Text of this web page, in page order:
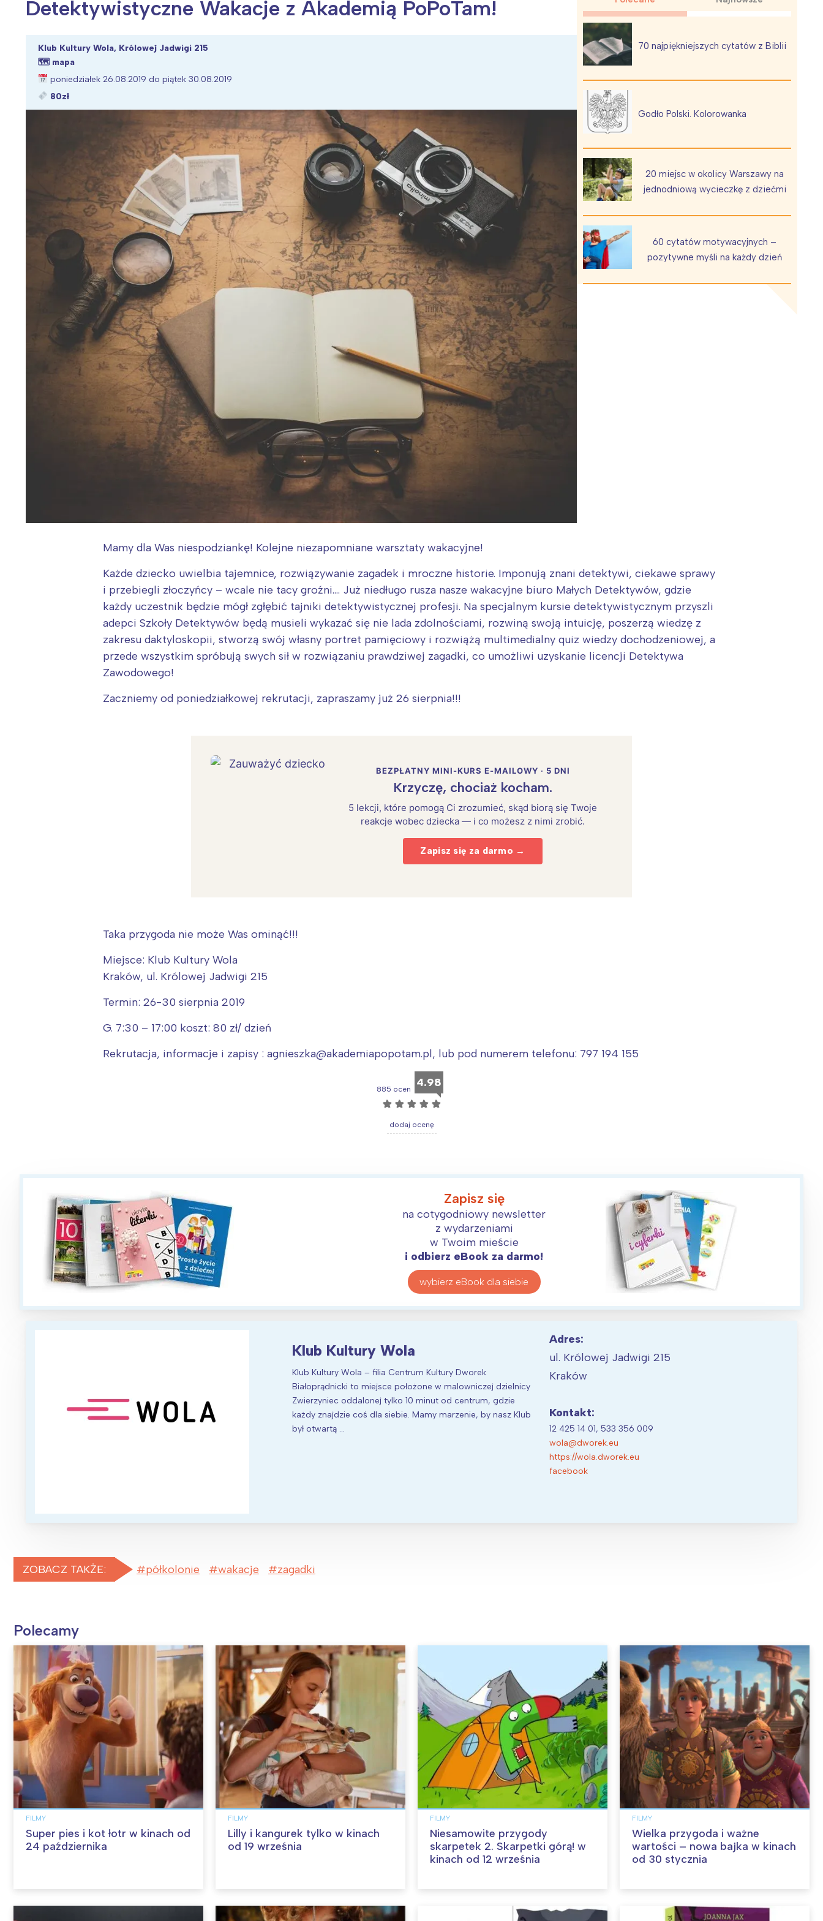
Detektywistyczne Wakacje z Akademią PoPoTam!
Klub Kultury Wola, Królowej Jadwigi 215
🗺 mapa
poniedziałek 26.08.2019 do piątek 30.08.2019
80zł
70 najpiękniejszych cytatów z Biblii
Godło Polski. Kolorowanka
20 miejsc w okolicy Warszawy na
jednodniową wycieczkę z dziećmi
60 cytatów motywacyjnych –
pozytywne myśli na każdy dzień
Mamy dla Was niespodziankę! Kolejne niezapomniane warsztaty wakacyjne!
Każde dziecko uwielbia tajemnice, rozwiązywanie zagadek i mroczne historie. Imponują znani detektywi, ciekawe sprawy
i przebiegli złoczyńcy – wcale nie tacy groźni…. Już niedługo rusza nasze wakacyjne biuro Małych Detektywów, gdzie
każdy uczestnik będzie mógł zgłębić tajniki detektywistycznej profesji. Na specjalnym kursie detektywistycznym przyszli
adepci Szkoły Detektywów będą musieli wykazać się nie lada zdolnościami, rozwiną swoją intuicję, poszerzą wiedzę z
zakresu daktyloskopii, stworzą swój własny portret pamięciowy i rozwiążą multimedialny quiz wiedzy dochodzeniowej, a
przede wszystkim spróbują swych sił w rozwiązaniu prawdziwej zagadki, co umożliwi uzyskanie licencji Detektywa
Zawodowego!
Zaczniemy od poniedziałkowej rekrutacji, zapraszamy już 26 sierpnia!!!
BEZPŁATNY MINI-KURS E-MAILOWY · 5 DNI
Krzyczę, chociaż kocham.
5 lekcji, które pomogą Ci zrozumieć, skąd biorą się Twoje
reakcje wobec dziecka — i co możesz z nimi zrobić.
Zapisz się za darmo →
Taka przygoda nie może Was ominąć!!!
Miejsce: Klub Kultury Wola
Kraków, ul. Królowej Jadwigi 215
Termin: 26-30 sierpnia 2019
G. 7:30 – 17:00 koszt: 80 zł/ dzień
Rekrutacja, informacje i zapisy : agnieszka@akademiapopotam.pl, lub pod numerem telefonu: 797 194 155
885 ocen 4.98
☆ ☆ ☆ ☆ ☆
dodaj ocenę
Zapisz się
na cotygodniowy newsletter
z wydarzeniami
w Twoim mieście
i odbierz eBook za darmo!
wybierz eBook dla siebie
Klub Kultury Wola
Klub Kultury Wola – filia Centrum Kultury Dworek
Białoprądnicki to miejsce położone w malowniczej dzielnicy
Zwierzyniec oddalonej tylko 10 minut od centrum, gdzie
każdy znajdzie coś dla siebie. Mamy marzenie, by nasz Klub
był otwartą …
Adres:
ul. Królowej Jadwigi 215
Kraków
Kontakt:
12 425 14 01, 533 356 009
wola@dworek.eu
https://wola.dworek.eu
facebook
ZOBACZ TAKŻE: półkolonie wakacje zagadki
Polecamy
FILMY
Super pies i kot łotr w kinach od
24 października
FILMY
Lilly i kangurek tylko w kinach
od 19 września
FILMY
Niesamowite przygody
skarpetek 2. Skarpetki górą! w
kinach od 12 września
FILMY
Wielka przygoda i ważne
wartości – nowa bajka w kinach
od 30 stycznia
Łódź
Poznań
Północ
Wszystkie